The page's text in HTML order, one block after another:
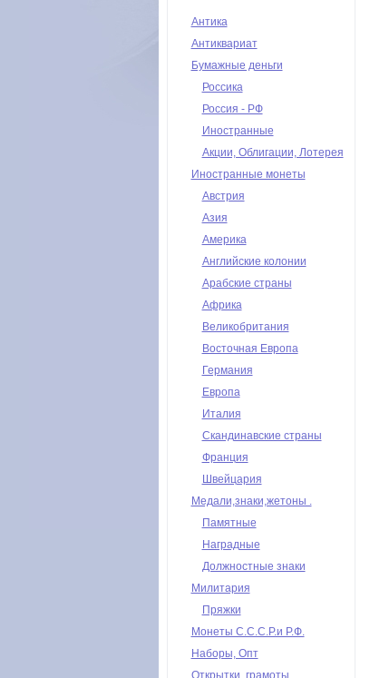
Антика
Антиквариат
Бумажные деньги
Россика
Россия - РФ
Иностранные
Акции, Облигации, Лотерея
Иностранные монеты
Австрия
Азия
Америка
Английские колонии
Арабские страны
Африка
Великобритания
Восточная Европа
Германия
Европа
Италия
Скандинавские страны
Франция
Швейцария
Медали,знаки,жетоны .
Памятные
Наградные
Должностные знаки
Милитария
Пряжки
Монеты С.С.С.Р.и Р.Ф.
Наборы, Опт
Открытки, грамоты,